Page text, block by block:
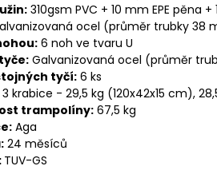
310gsm PVC + 10 mm EPE pěna +
ocel (průměr trubky 38
6 noh ve tvaru U
Galvanizovaná ocel (průměr
tyčí: 6 ks
3 krabice - 29,5 kg (120x42x15 cm),
trampolíny: 67,5 kg
Aga
24 měsíců
TUV-GS